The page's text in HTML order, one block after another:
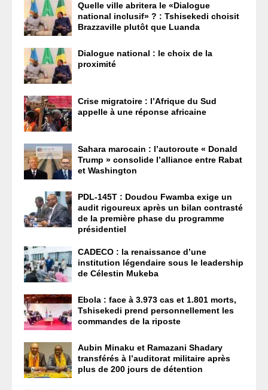
Quelle ville abritera le «Dialogue
national inclusif» ? : Tshisekedi choisit
Brazzaville plutôt que Luanda
Dialogue national : le choix de la
proximité
Crise migratoire : l’Afrique du Sud
appelle à une réponse africaine
Sahara marocain : l’autoroute « Donald
Trump » consolide l’alliance entre Rabat
et Washington
PDL-145T : Doudou Fwamba exige un
audit rigoureux après un bilan contrasté
de la première phase du programme
présidentiel
CADECO : la renaissance d’une
institution légendaire sous le leadership
de Célestin Mukeba
Ebola : face à 3.973 cas et 1.801 morts,
Tshisekedi prend personnellement les
commandes de la riposte
Aubin Minaku et Ramazani Shadary
transférés à l’auditorat militaire après
plus de 200 jours de détention